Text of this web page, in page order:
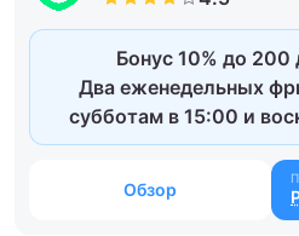
Бонус 10% до 200
Два еженедельных
субботам в 15:00 и
Обзор